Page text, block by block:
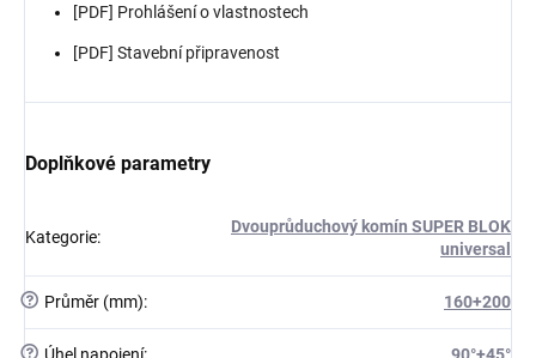
[PDF] Prohlášení o vlastnostech
[PDF] Stavební připravenost
Doplňkové parametry
Kategorie:
Dvouprůduchový komín SUPER BLOK
universal
? Průměr (mm): 160+200
? Úhel napojení: 90°+45°